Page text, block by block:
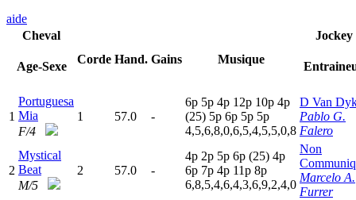
aide
Cheval
Age-Sexe
Corde Hand. Gains Musique
Jockey
1
Portuguesa
Mia
F/4
1 57.0 -
6p 5p 4p 12p 10p 4p
(25) 5p 6p 5p 5p
4,5,6,8,0,6,5,4,5,5,0,8
D Van
Pablo G.
Falero
2
Mystical
Beat
M/5
2 57.0 -
4p 2p 5p 6p (25) 4p
6p 7p 4p 11p 8p
6,8,5,4,6,4,3,6,9,2,4,0
Non
Marcelo A.
Furrer